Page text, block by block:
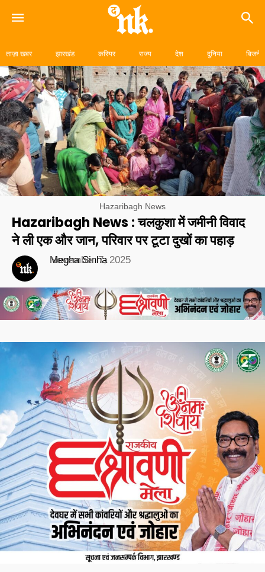
ताज़ा खबर झारखंड करियर राज्य देश दुनिया बिजनेस
Hazaribagh News
Hazaribagh News : चलकुशा में जमीनी विवाद
ने ली एक और जान, परिवार पर टूटा दुखों का पहाड़
Megha Sinha
November 7, 2025